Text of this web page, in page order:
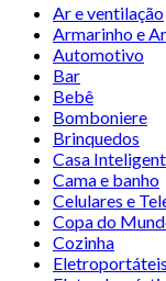
Ar e ventilação
Armarinho e
Automotivo
Bar
Bebê
Bomboniere
Brinquedos
Casa
Cama e banho
Celulares e
Copa do
Cozinha
Eletroportáteis